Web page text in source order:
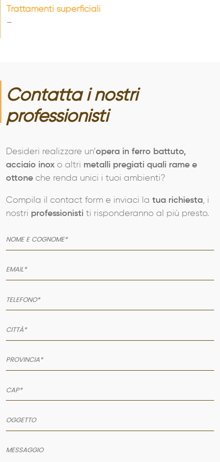
AZIENDA
SERVIZI
PORTFOLIO
NEWS
CONTATTI
Trattamenti superficiali
–
Contatta i nostri
professionisti
Desideri realizzare un’opera in ferro battuto,
acciaio inox o altri metalli pregiati quali rame e
ottone che renda unici i tuoi ambienti?
Compila il contact form e inviaci la tua richiesta, i
nostri professionisti ti risponderanno al più presto.